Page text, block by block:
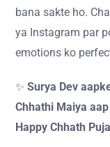
bana sakte ho.
ya Instagram par
emotions ko
✨ Surya Dev
Chhathi Maiya
Happy Chhath